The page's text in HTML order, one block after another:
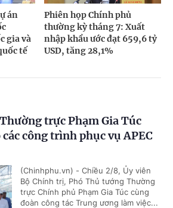
án
gia và
tế
Phiên họp Chính phủ
thường kỳ tháng 7: Xuất
nhập khẩu ước đạt 659,6 tỷ
USD, tăng 28,1%
trực Phạm Gia Túc
công trình phục vụ APEC
(Chinhphu.vn) - Chiều 2/8, Ủy viên
Bộ Chính trị, Phó Thủ tướng Thường
trực Chính phủ Phạm Gia Túc cùng
đoàn công tác Trung ương làm việc...